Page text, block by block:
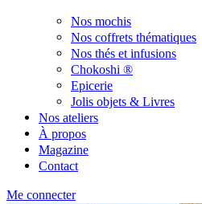
Nos mochis
Nos coffrets thématiques
Nos thés et infusions
Chokoshi ®
Epicerie
Jolis objets & Livres
Nos ateliers
À propos
Magazine
Contact
Me connecter